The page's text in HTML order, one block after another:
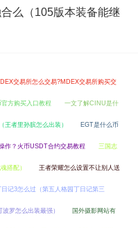
么（105版本装备能继
交易所怎么交易?MDEX交易所购买交
方购买入口教程 一文了解CINU是什
王者里孙膑怎么出装） EGT是什么币
作？火币USDT合约交易教程 三国志
搭配） 王者荣耀怎么设置不让别人送
记3怎么过（第五人格园丁日记第三
罗怎么出装最强） 国外摄影网站有